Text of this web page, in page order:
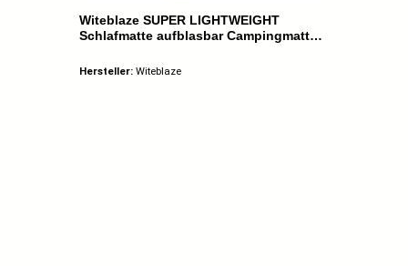
Witeblaze SUPER LIGHTWEIGHT
Schlafmatte aufblasbar Campingmatte
Hersteller: Witeblaze